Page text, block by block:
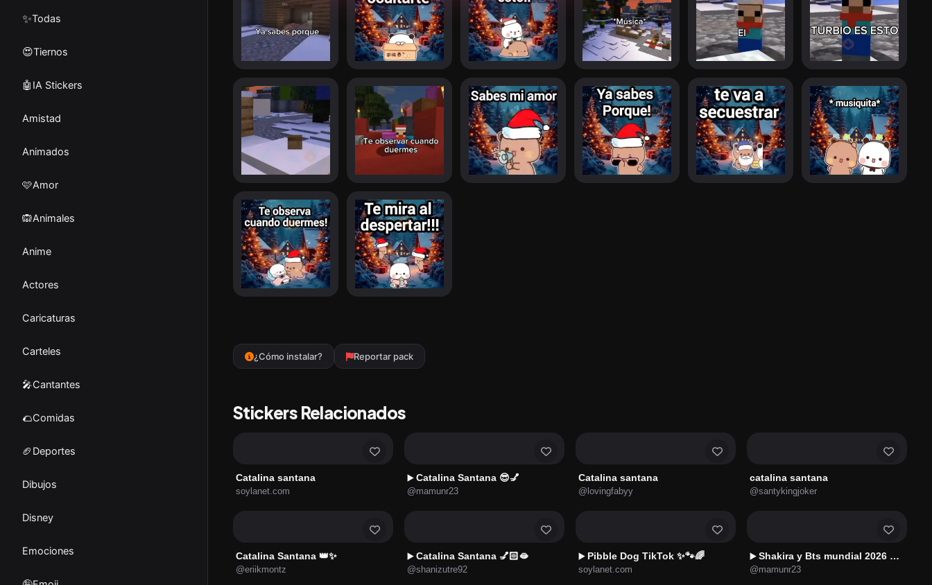
✨Todas
😍Tiernos
🤖IA Stickers
Amistad
Animados
🩷Amor
🙉Animales
Anime
Actores
Caricaturas
Carteles
🎤Cantantes
🌮Comidas
🏈Deportes
Dibujos
Disney
Emociones
¿Cómo instalar? Reportar pack
Stickers Relacionados
Catalina santana
soylanet.com
▶️ Catalina Santana 😎💅
@mamunr23
Catalina santana
@lovingfabyy
catalina santana
@santykingjoker
Catalina Santana 👑✨
@eriikmontz
▶️ Catalina Santana 💅🏻🫦
@shanizutre92
▶️ Pibble Dog TikTok ✨🐾🌈
soylanet.com
▶️ Shakira y Bts mundial 2026 🧡💜
@mamunr23